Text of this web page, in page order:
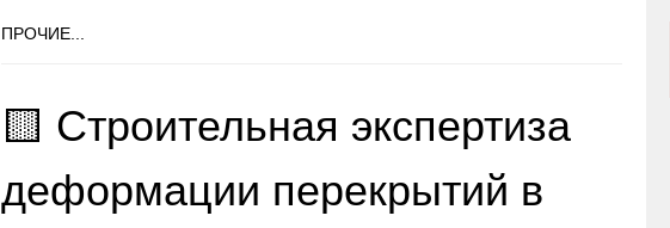
ПРОЧИЕ...
🟨 Строительная экспертиза
деформации перекрытий в